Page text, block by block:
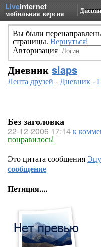
LiveInternet
мобильная версия
Вы были
страницы. Вернуться!
Авторизация
Дневник slaps
Лента друзей -Дневник-
Без заголовка
22-12-2006 17:14к
понравилось!
Это цитата сообщения
сообщение
Петиция....